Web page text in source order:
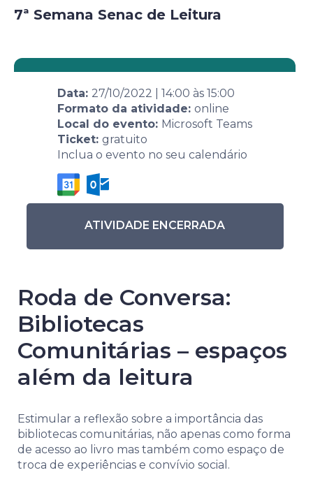
7ª Semana Senac de Leitura
Data: 27/10/2022 |14:00às15:00
Formato da atividade:online
Local do evento: Microsoft Teams
Ticket:gratuito
Inclua o evento no seu calendário
ATIVIDADE ENCERRADA
Roda de Conversa:
Bibliotecas
Comunitárias – espaços
além da leitura
Estimular a reflexão sobre a importância das
bibliotecas comunitárias, não apenas como forma
de acesso ao livro mas também como espaço de
troca de experiências e convívio social.